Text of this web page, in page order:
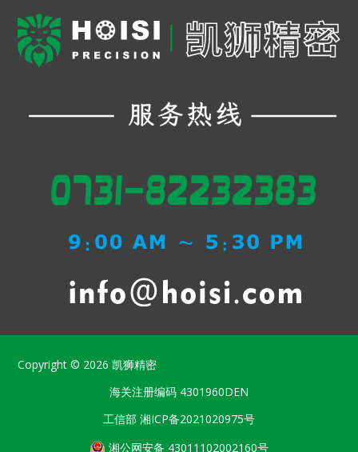
Copyright © 2026凯狮精密
海关注册编码 4301960DEN
工信部 湘ICP备2021020975号
湘公网安备 43011102002160号